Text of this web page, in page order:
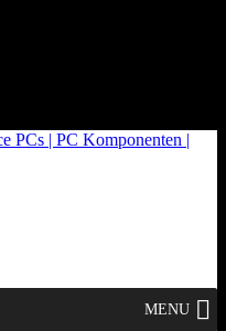
PCs | PC Komponenten |
MENU